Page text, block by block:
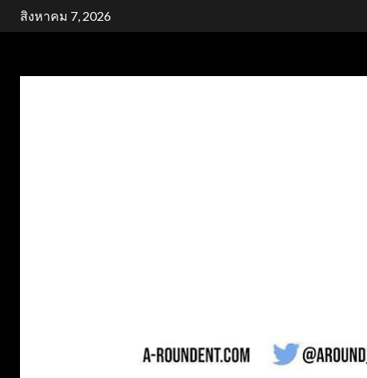
Skipสิงหาคม 7, 2026